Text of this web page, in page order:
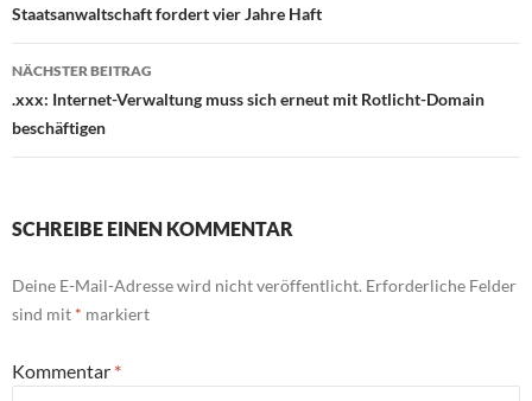
Staatsanwaltschaft fordert vier Jahre Haft
NÄCHSTER BEITRAG
.xxx: Internet-Verwaltung muss sich erneut mit Rotlicht-Domain
beschäftigen
SCHREIBE EINEN KOMMENTAR
Deine E-Mail-Adresse wird nicht veröffentlicht. Erforderliche Felder
sind mit * markiert
Kommentar *